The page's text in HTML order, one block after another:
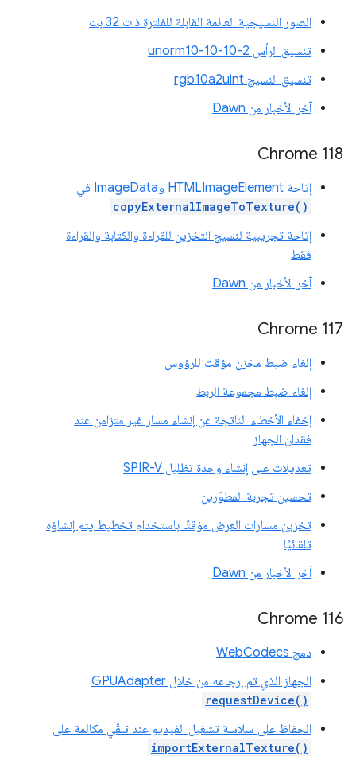
الصور النسيجية العائمة القابلة للفلترة ذات 32 بت
تنسيق الرأس unorm10-10-10-2
تنسيق النسيج rgb10a2uint
آخر الأخبار من Dawn
‫Chrome 118
إتاحة HTMLImageElement وImageData في
copyExternalImageToTexture()
إتاحة تجريبية لنسيج التخزين للقراءة والكتابة والقراءة
فقط
آخر الأخبار من Dawn
‫Chrome 117
إلغاء ضبط مخزن مؤقت للرؤوس
إلغاء ضبط مجموعة الربط
إخفاء الأخطاء الناتجة عن إنشاء مسار غير متزامن عند
فقدان الجهاز
تعديلات على إنشاء وحدة تظليل SPIR-V
تحسين تجربة المطوّرين
تخزين مسارات العرض مؤقتًا باستخدام تخطيط يتم إنشاؤه
تلقائيًا
آخر الأخبار من Dawn
Chrome 116
دمج WebCodecs
الجهاز الذي تم إرجاعه من خلال GPUAdapter
requestDevice()
الحفاظ على سلاسة تشغيل الفيديو عند تلقّي مكالمة على
importExternalTexture()